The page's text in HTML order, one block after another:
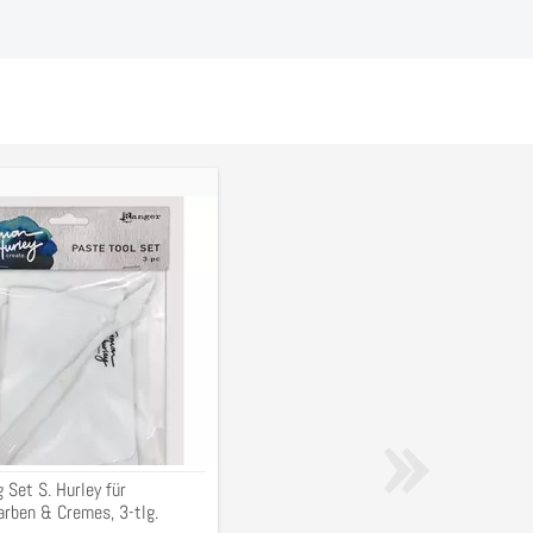
Set S. Hurley für
& Cremes, 3-tlg.